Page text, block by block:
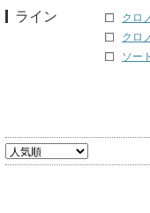
ライン
クロ
クロ
ソー